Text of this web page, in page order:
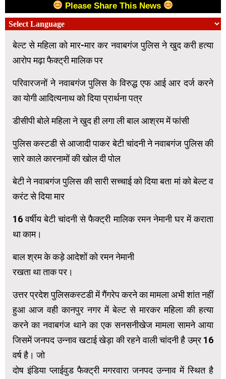
Please Share This News
बेल्ट से महिला को मार-मार कर नवाबगंज पुलिस ने खुद करी हत्या
आरोप मढ़ा फैक्ट्री मालिक पर
परिवारजनों ने नवाबगंज पुलिस के विरुद्ध एफ आई आर दर्ज करने
का योगी आदित्यनाथ को दिया प्रार्थना पत्र
डीसीपी बोले महिला ने खुद ही लगा ली बाल आश्रम में फांसी
पुलिस कस्टडी से आजादी पाकर बेटी चांदनी ने नवाबगंज पुलिस की
सारे काले कारनामों की खोल दी पोल
बेटी ने नवाबगंज पुलिस की सारी सच्चाई को दिया बता मां को बेल्ट व
करंट से दिया मार
16 वर्षीय बेटी चांदनी से फैक्ट्री मालिक रमन नेमानी घर में कराता
था काम।
बाल श्रम के कड़े आदेशों को रमन नेमानी
रखता था ताक पर।
उत्तर प्रदेश पुलिसकस्टडी में गैंगरेप करने का मामला अभी शांत नहीं
हुआ आज वही कानपुर नगर में बेल्ट से मारकर महिला की हत्या
करने का नवाबगंज थाने का एक सनसनीखेज मामला सामने आया
जिसमें जनपद उन्नाव खटाई खेड़ा की रहने वाली चांदनी है उम्र 16
वर्ष है। जो
दोष इंडिया प्लाईवुड फैक्ट्री मगरवारा जनपद उन्नाव में स्थित है